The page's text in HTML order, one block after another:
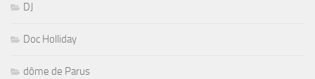
DJ
Doc Holliday
dôme de Parus